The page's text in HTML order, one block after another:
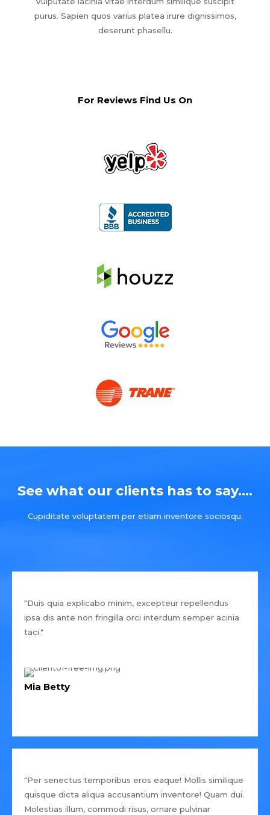
purus. Sapien quos varius platea irure dignissimos,
deserunt phasellu.
For Reviews Find Us On
See what our clients has to say....
Cupiditate voluptatem per etiam inventore sociosqu.
"Duis quia explicabo minim, excepteur repellendus
ipsa dis ante non fringilla orci interdum semper acinia
taci."
Mia Betty
"Per senectus temporibus eros eaque! Mollis similique
quisque dicta aliqua accusantium inventore! Quam dui.
Molestias illum, commodi risus, ornare pulvinar